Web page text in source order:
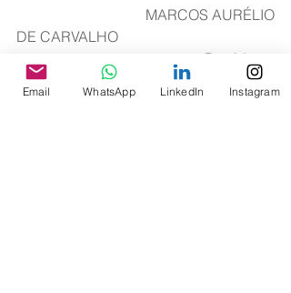
DE CARVALHO
da ASAGOL
Eleição ASAGOL
Email WhatsApp LinkedIn Instagram